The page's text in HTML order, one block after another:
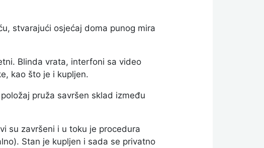
stvarajući osjećaj doma punog mira
Blinda vrata, interfoni sa video
kao što je i kupljen.
pruža savršen sklad između
su završeni i u toku je procedura
Stan je kupljen i sada se privatno